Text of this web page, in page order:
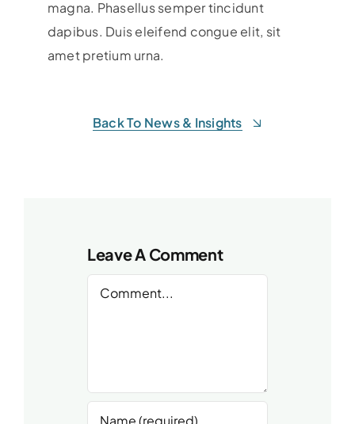
magna. Phasellus semper tincidunt
dapibus. Duis eleifend congue elit, sit
amet pretium urna.
Back To News & Insights
Leave A Comment
Comment